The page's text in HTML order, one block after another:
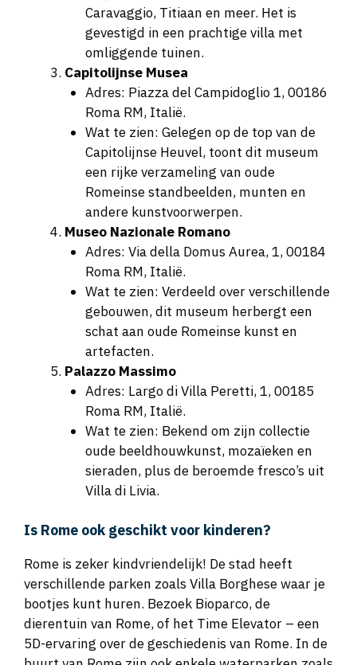
Caravaggio, Titiaan en meer. Het is
gevestigd in een prachtige villa met
omliggende tuinen.
Capitolijnse Musea
Adres: Piazza del Campidoglio 1, 00186
Roma RM, Italië.
Wat te zien: Gelegen op de top van de
Capitolijnse Heuvel, toont dit museum
een rijke verzameling van oude
Romeinse standbeelden, munten en
andere kunstvoorwerpen.
Museo Nazionale Romano
Adres: Via della Domus Aurea, 1, 00184
Roma RM, Italië.
Wat te zien: Verdeeld over verschillende
gebouwen, dit museum herbergt een
schat aan oude Romeinse kunst en
artefacten.
Palazzo Massimo
Adres: Largo di Villa Peretti, 1, 00185
Roma RM, Italië.
Wat te zien: Bekend om zijn collectie
oude beeldhouwkunst, mozaïeken en
sieraden, plus de beroemde fresco’s uit
Villa di Livia.
Is Rome ook geschikt voor kinderen?
Rome is zeker kindvriendelijk! De stad heeft
verschillende parken zoals Villa Borghese waar je
bootjes kunt huren. Bezoek Bioparco, de
dierentuin van Rome, of het Time Elevator – een
5D-ervaring over de geschiedenis van Rome. In de